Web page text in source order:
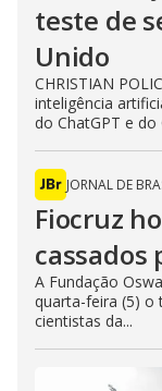
teste de
Unido
CHRISTIAN
inteligência
do ChatGPT e do
JORNAL DE
Fiocruz
A Fundação
quarta-feira (5) o
cientistas da...